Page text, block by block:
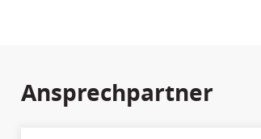
Ansprechpartner